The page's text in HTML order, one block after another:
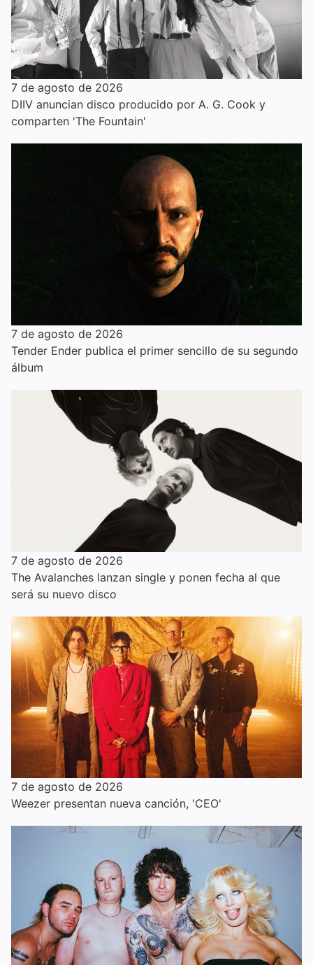
7 de agosto de 2026
DIIV anuncian disco producido por A. G. Cook y
comparten 'The Fountain'
7 de agosto de 2026
Tender Ender publica el primer sencillo de su segundo
álbum
7 de agosto de 2026
The Avalanches lanzan single y ponen fecha al que
será su nuevo disco
7 de agosto de 2026
Weezer presentan nueva canción, 'CEO'